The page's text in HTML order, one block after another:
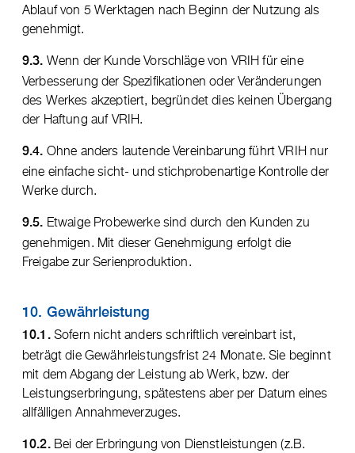
Ablauf von 5 Werktagen nach Beginn der Nutzung als
genehmigt.
9.3. Wenn der Kunde Vorschläge von VRIH für eine
Verbesserung der Spezifikationen oder Veränderungen
des Werkes akzeptiert, begründet dies keinen Übergang
der Haftung auf VRIH.
9.4. Ohne anders lautende Vereinbarung führt VRIH nur
eine einfache sicht- und stichprobenartige Kontrolle der
Werke durch.
9.5. Etwaige Probewerke sind durch den Kunden zu
genehmigen. Mit dieser Genehmigung erfolgt die
Freigabe zur Serienproduktion.
10. Gewährleistung
10.1.Sofern nicht anders schriftlich vereinbart ist,
beträgt die Gewährleistungsfrist 24 Monate. Sie beginnt
mit dem Abgang der Leistung ab Werk, bzw. der
Leistungserbringung, spätestens aber per Datum eines
allfälligen Annahmeverzuges.
10.2.Bei der Erbringung von Dienstleistungen (z.B.